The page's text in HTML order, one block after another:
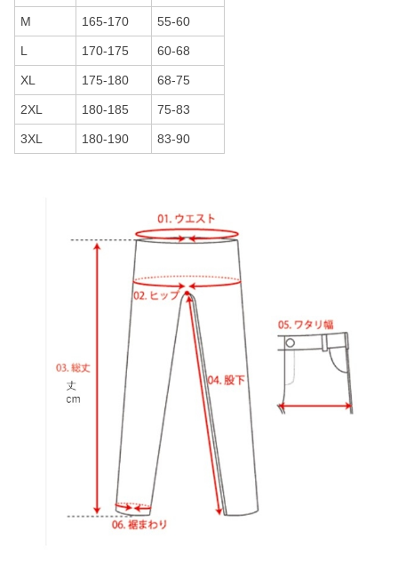
M 165-170 55-60
L 170-175 60-68
XL 175-180 68-75
2XL 180-185 75-83
3XL 180-190 83-90